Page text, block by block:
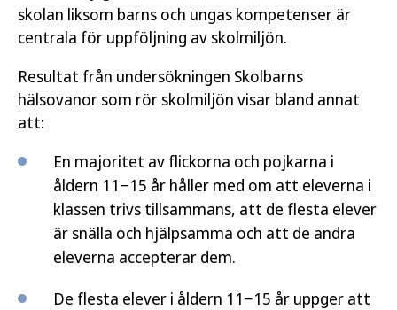
skolan liksom barns och ungas kompetenser är
centrala för uppföljning av skolmiljön.
Resultat från undersökningen Skolbarns
hälsovanor som rör skolmiljön visar bland annat
att:
En majoritet av flickorna och pojkarna i
åldern 11−15 år håller med om att eleverna i
klassen trivs tillsammans, att de flesta elever
är snälla och hjälpsamma och att de andra
eleverna accepterar dem.
De flesta elever i åldern 11−15 år uppger att